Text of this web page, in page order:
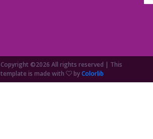
Copyright ©2026 All rights reserved | This
template is made with
byColorlib